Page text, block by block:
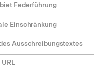
Federführung
Einschränkung
Ausschreibungstextes
URL